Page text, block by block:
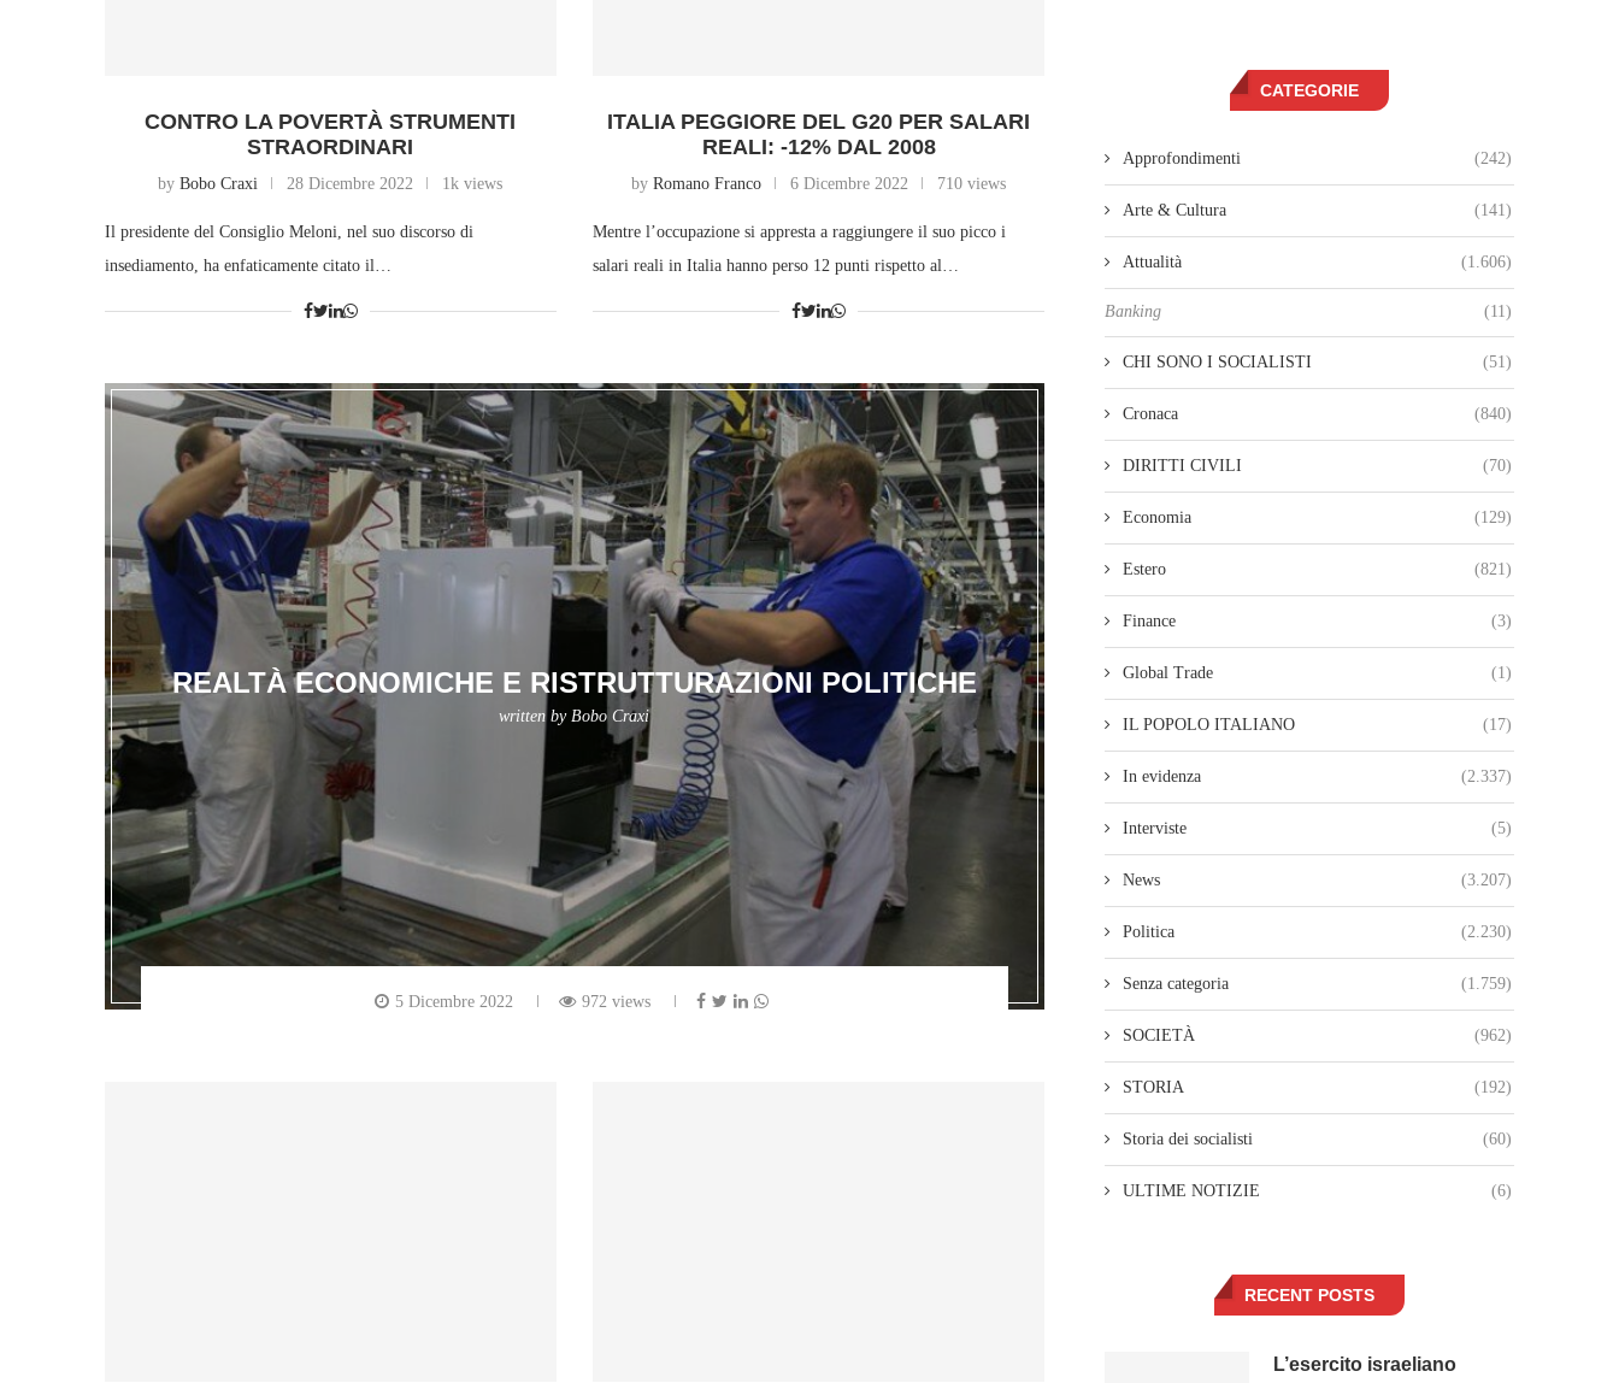
CONTRO LA POVERTÀ STRUMENTI
STRAORDINARI
byBobo Craxi 28 Dicembre 2022 1k views
Il presidente del Consiglio Meloni, nel suo discorso di
insediamento, ha enfaticamente citato il…
ITALIA PEGGIORE DEL G20 PER SALARI
REALI: -12% DAL 2008
byRomano Franco 6 Dicembre 2022 710 views
Mentre l’occupazione si appresta a raggiungere il suo picco i
salari reali in Italia hanno perso 12 punti rispetto al…
REALTÀ ECONOMICHE E RISTRUTTURAZIONI POLITICHE
written by Bobo Craxi
5 Dicembre 2022 972 views
CATEGORIE
Approfondimenti (242)
Arte & Cultura (141)
Attualità (1.606)
Banking (11)
CHI SONO I SOCIALISTI (51)
Cronaca (840)
DIRITTI CIVILI (70)
Economia (129)
Estero (821)
Finance (3)
Global Trade (1)
IL POPOLO ITALIANO (17)
In evidenza (2.337)
Interviste (5)
News (3.207)
Politica (2.230)
Senza categoria (1.759)
SOCIETÀ (962)
STORIA (192)
Storia dei socialisti (60)
ULTIME NOTIZIE (6)
RECENT POSTS
L’esercito israeliano